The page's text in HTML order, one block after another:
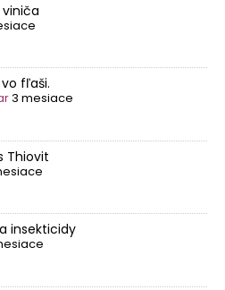
fľaši.
3 mesiace
Thiovit
insekticidy